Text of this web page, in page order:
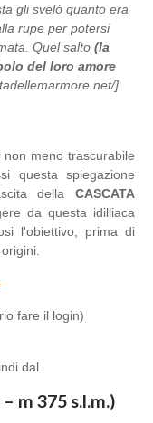
gli svelò quanto era
rupe per potersi
Quel salto (la
del loro amore
]
meno trascurabile
questa spiegazione
della CASCATA
da questa idilliaca
l'obiettivo, prima di
fare il login)
dal
m 375 s.l.m.)